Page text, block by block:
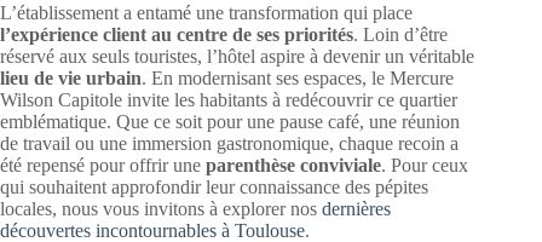
L’établissement a entamé une transformation qui place
l’expérience client au centre de ses priorités. Loin d’être
réservé aux seuls touristes, l’hôtel aspire à devenir un véritable
lieu de vie urbain. En modernisant ses espaces, le Mercure
Wilson Capitole invite les habitants à redécouvrir ce quartier
emblématique. Que ce soit pour une pause café, une réunion
de travail ou une immersion gastronomique, chaque recoin a
été repensé pour offrir une parenthèse conviviale. Pour ceux
qui souhaitent approfondir leur connaissance des pépites
locales, nous vous invitons à explorer nos dernières
découvertes incontournables à Toulouse.